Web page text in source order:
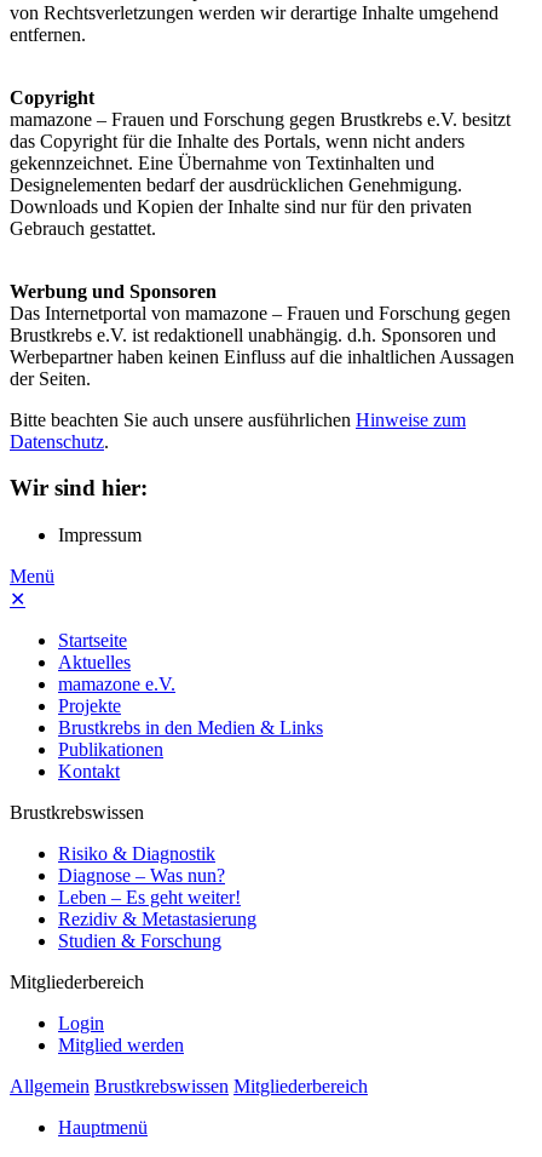
von Rechtsverletzungen werden wir derartige Inhalte umgehend
entfernen.
Copyright
mamazone – Frauen und Forschung gegen Brustkrebs e.V. besitzt
das Copyright für die Inhalte des Portals, wenn nicht anders
gekennzeichnet. Eine Übernahme von Textinhalten und
Designelementen bedarf der ausdrücklichen Genehmigung.
Downloads und Kopien der Inhalte sind nur für den privaten
Gebrauch gestattet.
Werbung und Sponsoren
Das Internetportal von mamazone – Frauen und Forschung gegen
Brustkrebs e.V. ist redaktionell unabhängig. d.h. Sponsoren und
Werbepartner haben keinen Einfluss auf die inhaltlichen Aussagen
der Seiten.
Bitte beachten Sie auch unsere ausführlichen Hinweise zum
Datenschutz.
Wir sind hier:
Impressum
Menü
✕
Startseite
Aktuelles
mamazone e.V.
Projekte
Brustkrebs in den Medien & Links
Publikationen
Kontakt
Brustkrebswissen
Risiko & Diagnostik
Diagnose – Was nun?
Leben – Es geht weiter!
Rezidiv & Metastasierung
Studien & Forschung
Mitgliederbereich
Login
Mitglied werden
Allgemein Brustkrebswissen Mitgliederbereich
Hauptmenü